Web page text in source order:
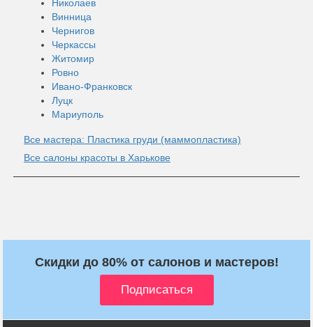
Николаев
Винница
Чернигов
Черкассы
Житомир
Ровно
Ивано-Франковск
Луцк
Мариуполь
Все мастера: Пластика груди (маммопластика)
Все салоны красоты в Харькове
Скидки до 80% от салонов и мастеров!